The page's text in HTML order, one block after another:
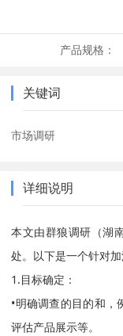
产品规格：
关键词
市场调研
详细说明
本文由群狼调研（湖
处。以下是一个针对
1.目标确定：
•明确调查的目的和，
评估产品展示等。